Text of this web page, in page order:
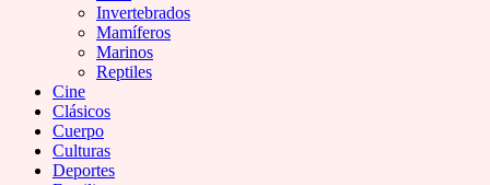
Invertebrados
Mamíferos
Marinos
Reptiles
Cine
Clásicos
Cuerpo
Culturas
Deportes